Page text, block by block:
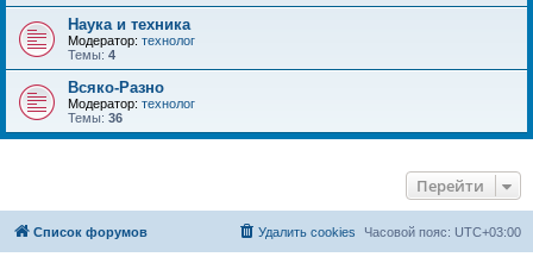
Наука и техника
Модератор: технолог
Темы: 4
Всяко-Разно
Модератор: технолог
Темы: 36
Перейти
Список форумов Часовой пояс: UTC+03:00
Удалить cookies